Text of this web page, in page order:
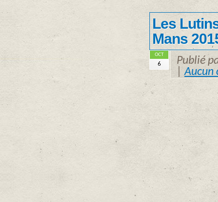
Les
Mans
OCT
6
Publié
|Aucun